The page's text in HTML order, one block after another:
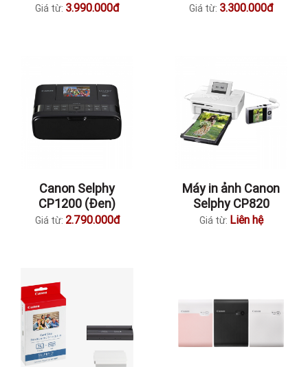
Giá từ: 3.990.000đ Giá từ: 3.300.000đ
Canon Selphy
CP1200 (Đen)
Giá từ: 2.790.000đ
Máy in ảnh Canon
Selphy CP820
Giá từ: Liên hệ